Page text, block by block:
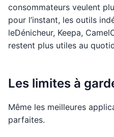
consommateurs veulent
pour l’instant, les outils
leDénicheur, Keepa,
restent plus utiles au
Les limites à
Même les meilleures
parfaites.